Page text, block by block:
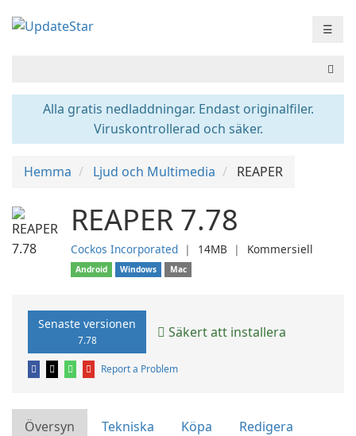
☰
Alla gratis nedladdningar. Endast originalfiler.
Viruskontrollerad och säker.
Hemma Ljud och Multimedia REAPER
REAPER 7.78
Cockos Incorporated ❘ 14MB ❘ Kommersiell
Android Windows Mac
Senaste versionen
7.78 Säkert att installera
Report a Problem
Översyn Tekniska Köpa Redigera